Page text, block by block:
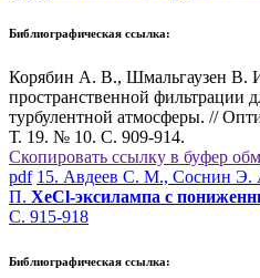
Библиографическая ссылка:
Корябин А. В., Шмальгаузен В.
пространственной фильтрации
турбулентной атмосферы. //
Т. 19. № 10. С. 909-914.
Скопировать ссылку в буфер
pdf 15. Авдеев С. М., Соснин Э.
П. XeCl-эксилампа с
С. 915-918
Библиографическая ссылка: